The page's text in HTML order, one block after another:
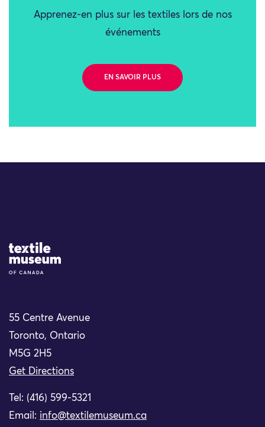
Apprenez-en plus sur les textiles lors de nos
événements
EN SAVOIR PLUS
Site Logo
55 Centre Avenue
Toronto, Ontario
M5G 2H5
Get Directions
Tel: (416) 599-5321
Email: info@textilemuseum.ca